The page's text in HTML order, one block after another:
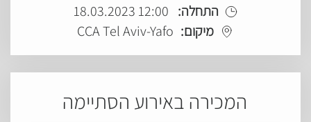
התחלה: 12:00 18.03.2023
מיקום: CCA Tel Aviv-Yafo
המכירה באירוע הסתיימה